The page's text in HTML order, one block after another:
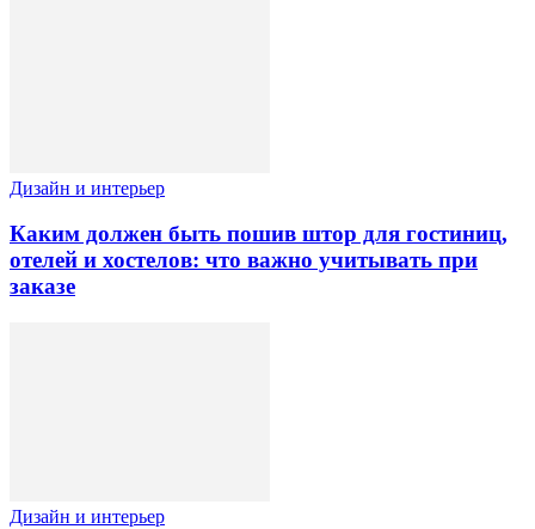
Дизайн и интерьер
Каким должен быть пошив штор для гостиниц,
отелей и хостелов: что важно учитывать при
заказе
Дизайн и интерьер